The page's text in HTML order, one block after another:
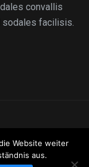
convallis
sodales facilisis.
Website weiter
aus.